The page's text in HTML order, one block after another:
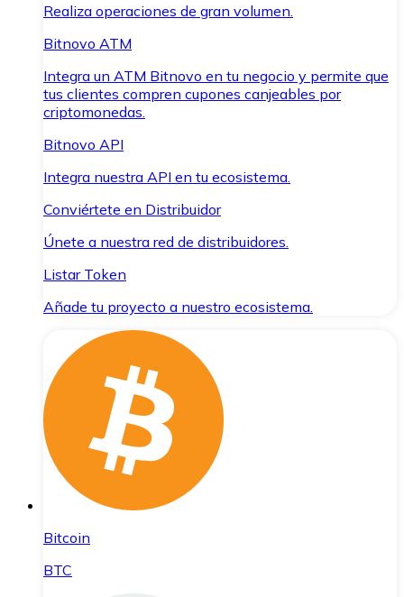
Realiza operaciones de gran volumen.
Bitnovo ATM
Integra un ATM Bitnovo en tu negocio y permite que
tus clientes compren cupones canjeables por
criptomonedas.
Bitnovo API
Integra nuestra API en tu ecosistema.
Conviértete en Distribuidor
Únete a nuestra red de distribuidores.
Listar Token
Añade tu proyecto a nuestro ecosistema.
Bitcoin
BTC